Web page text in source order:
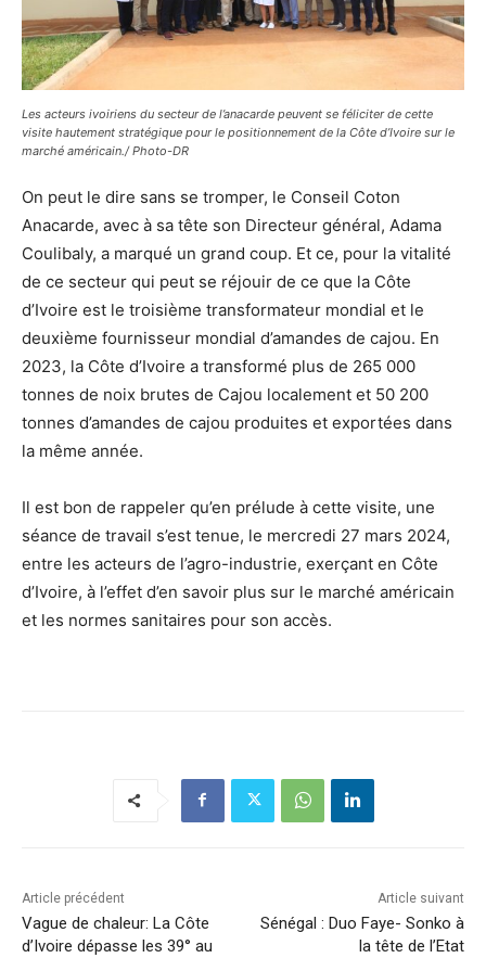
Les acteurs ivoiriens du secteur de l’anacarde peuvent se féliciter de cette
visite hautement stratégique pour le positionnement de la Côte d’Ivoire sur le
marché américain./ Photo-DR
On peut le dire sans se tromper, le Conseil Coton
Anacarde, avec à sa tête son Directeur général, Adama
Coulibaly, a marqué un grand coup. Et ce, pour la vitalité
de ce secteur qui peut se réjouir de ce que la Côte
d’Ivoire est le troisième transformateur mondial et le
deuxième fournisseur mondial d’amandes de cajou. En
2023, la Côte d’Ivoire a transformé plus de 265 000
tonnes de noix brutes de Cajou localement et 50 200
tonnes d’amandes de cajou produites et exportées dans
la même année.
Il est bon de rappeler qu’en prélude à cette visite, une
séance de travail s’est tenue, le mercredi 27 mars 2024,
entre les acteurs de l’agro-industrie, exerçant en Côte
d’Ivoire, à l’effet d’en savoir plus sur le marché américain
et les normes sanitaires pour son accès.
Article précédent
Vague de chaleur: La Côte
d’Ivoire dépasse les 39° au
Article suivant
Sénégal : Duo Faye- Sonko à
la tête de l’Etat